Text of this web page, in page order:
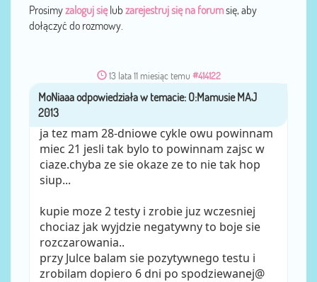
Prosimyzaloguj sięlub zarejestruj się na forumsię, aby
dołączyć do rozmowy.
13 lata 11 miesiąc temu #414122
przezMoNiaaa
ja tez mam 28-dniowe cykle owu powinnam
miec 21 jesli tak bylo to powinnam zajsc w
ciaze.chyba ze sie okaze ze to nie tak hop
siup...
kupie moze 2 testy i zrobie juz wczesniej
chociaz jak wyjdzie negatywny to boje sie
rozczarowania..
przy Julce balam sie pozytywnego testu i
zrobilam dopiero 6 dni po spodziewanej@